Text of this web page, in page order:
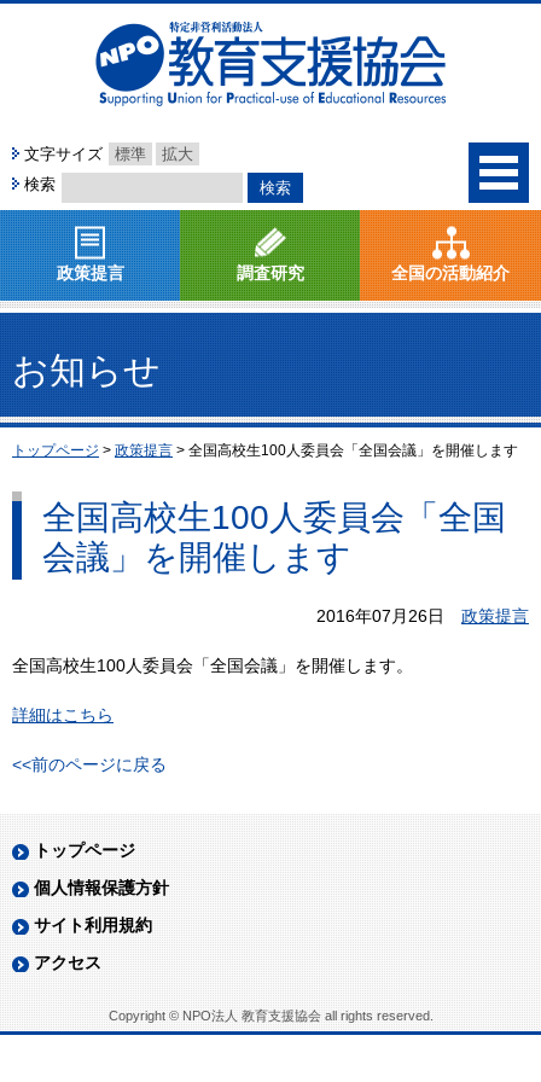
文字サイズ 標準
拡大
検索
政策提言 調査研究 全国の活動紹介
お知らせ
トップページ > 政策提言 > 全国高校生100人委員会「全国会議」を開催します
全国高校生100人委員会「全国
会議」を開催します
2016年07月26日 政策提言
全国高校生100人委員会「全国会議」を開催します。
詳細はこちら
<<前のページに戻る
トップページ
個人情報保護方針
サイト利用規約
アクセス
Copyright © NPO法人 教育支援協会 all rights reserved.